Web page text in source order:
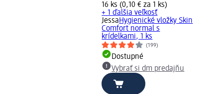
16 ks (0,10 € za 1 ks)
+ 1 ďalšia veľkosť
JessaHygienické vložky Skin
Comfort normal s
krídelkami, 1 ks
(199)
Dostupné
Vybrať si dm predajňu